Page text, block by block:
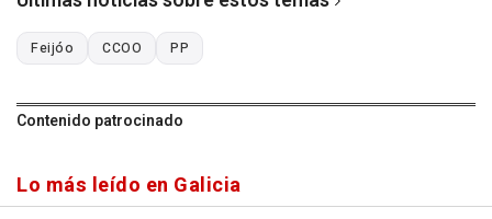
Feijóo CCOO PP
Contenido patrocinado
Lo más leído en Galicia